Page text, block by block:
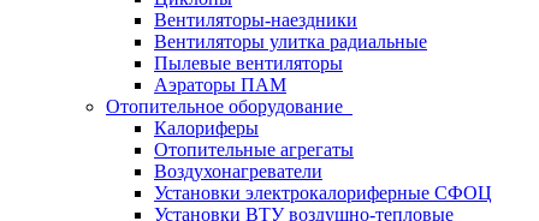
Вентиляторы-наездники
Вентиляторы улитка радиальные
Пылевые вентиляторы
Аэраторы ПАМ
Отопительное оборудование
Калориферы
Отопительные агрегаты
Воздухонагреватели
Установки электрокалориферные СФОЦ
Установки ВТУ воздушно-тепловые